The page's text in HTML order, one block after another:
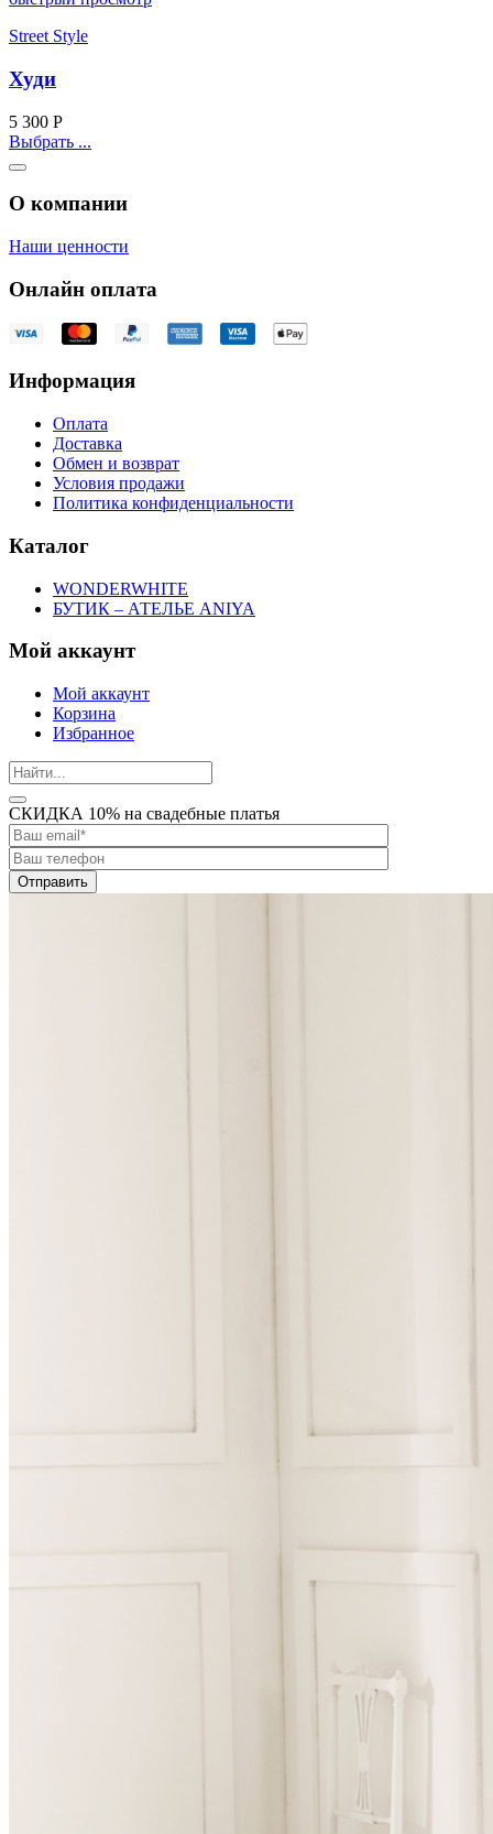
Street Style
Худи
5 300 Р
Выбрать ...
О компании
Наши ценности
Онлайн оплата
Информация
Оплата
Доставка
Обмен и возврат
Условия продажи
Политика конфиденциальности
Каталог
WONDERWHITE
БУТИК – АТЕЛЬЕ ANIYA
Мой аккаунт
Мой аккаунт
Корзина
Избранное
СКИДКА 10% на свадебные платья
Отправить